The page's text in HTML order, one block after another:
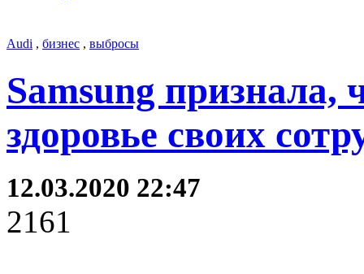
Audi , бизнес , выбросы
Samsung признала,
здоровье своих
12.03.2020 22:47
2161